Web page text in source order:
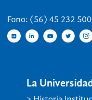
Fono: (56) 45 232
La Universidad